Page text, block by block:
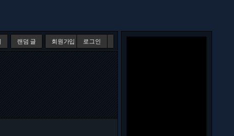
랜덤 글 회원가입 로그인